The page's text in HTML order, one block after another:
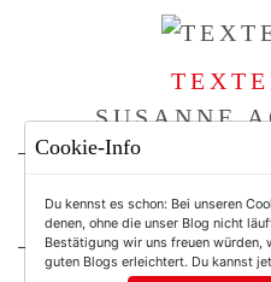
SUSANNE
For
Cookie-Info
Du kennst es schon: Bei unseren
denen, ohne die unser Blog nicht
Bestätigung wir uns freuen würden,
guten Blogs erleichtert. Du kannst